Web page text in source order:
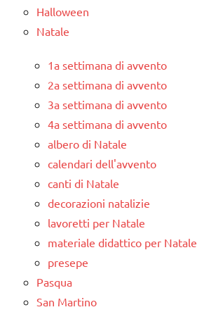
Halloween
Natale
1a settimana di avvento
2a settimana di avvento
3a settimana di avvento
4a settimana di avvento
albero di Natale
calendari dell'avvento
canti di Natale
decorazioni natalizie
lavoretti per Natale
materiale didattico per Natale
presepe
Pasqua
San Martino